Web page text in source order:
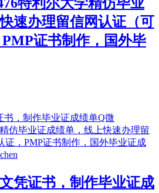
特利尔大学精仿毕业
速办理留信网认证（可
证书制作，国外毕
凭证书，制作毕业证成